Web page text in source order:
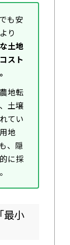
も安
り
土地
スト
地転
土壌
てい
地
、隠
に採
最小